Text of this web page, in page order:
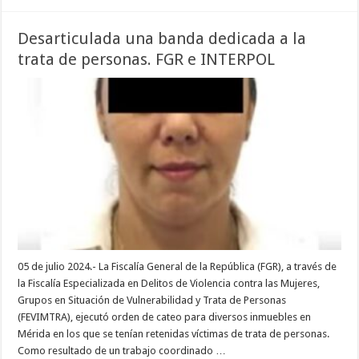
Desarticulada una banda dedicada a la
trata de personas. FGR e INTERPOL
05 de julio 2024.- La Fiscalía General de la República (FGR), a través de
la Fiscalía Especializada en Delitos de Violencia contra las Mujeres,
Grupos en Situación de Vulnerabilidad y Trata de Personas
(FEVIMTRA), ejecutó orden de cateo para diversos inmuebles en
Mérida en los que se tenían retenidas víctimas de trata de personas.
Como resultado de un trabajo coordinado …